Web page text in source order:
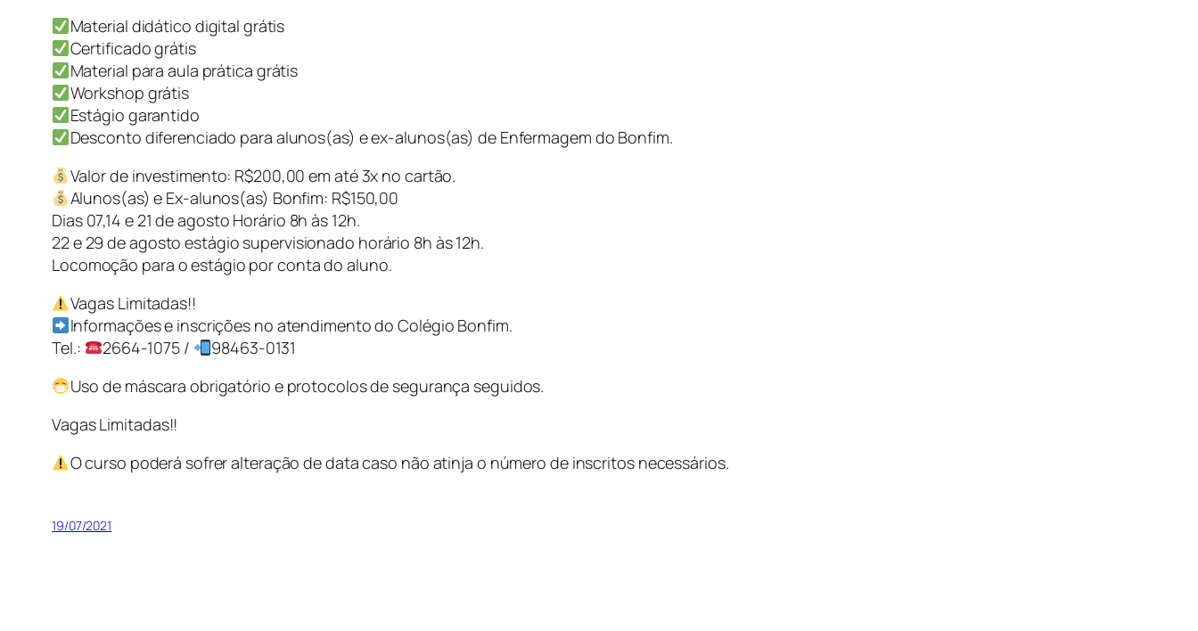
Material didático digital grátis
Certificado grátis
Material para aula prática grátis
Workshop grátis
Estágio garantido
Desconto diferenciado para alunos(as) e ex-alunos(as) de Enfermagem do Bonfim.
Valor de investimento: R$200,00 em até 3x no cartão.
Alunos(as) e Ex-alunos(as) Bonfim: R$150,00
Dias 07,14 e 21 de agosto Horário 8h às 12h.
22 e 29 de agosto estágio supervisionado horário 8h às 12h.
Locomoção para o estágio por conta do aluno.
Vagas Limitadas!!
Informações e inscrições no atendimento do Colégio Bonfim.
Tel.:
2664-1075 /
98463-0131
Uso de máscara obrigatório e protocolos de segurança seguidos.
Vagas Limitadas!!
O curso poderá sofrer alteração de data caso não atinja o número de inscritos necessários.
19/07/2021